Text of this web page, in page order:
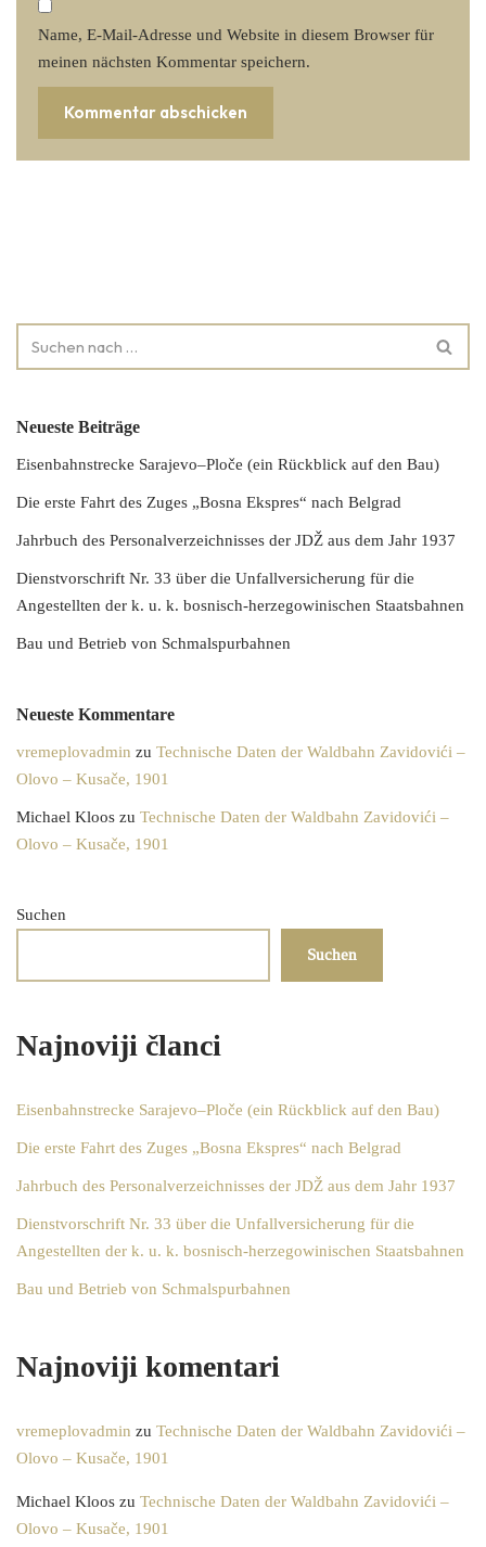
Name, E-Mail-Adresse und Website in diesem Browser für
meinen nächsten Kommentar speichern.
Neueste Beiträge
Eisenbahnstrecke Sarajevo–Ploče (ein Rückblick auf den Bau)
Die erste Fahrt des Zuges „Bosna Ekspres“ nach Belgrad
Jahrbuch des Personalverzeichnisses der JDŽ aus dem Jahr 1937
Dienstvorschrift Nr. 33 über die Unfallversicherung für die
Angestellten der k. u. k. bosnisch-herzegowinischen Staatsbahnen
Bau und Betrieb von Schmalspurbahnen
Neueste Kommentare
vremeplovadmin zu Technische Daten der Waldbahn Zavidovići –
Olovo – Kusače, 1901
Michael Kloos zu Technische Daten der Waldbahn Zavidovići –
Olovo – Kusače, 1901
Suchen
Suchen
Najnoviji članci
Eisenbahnstrecke Sarajevo–Ploče (ein Rückblick auf den Bau)
Die erste Fahrt des Zuges „Bosna Ekspres“ nach Belgrad
Jahrbuch des Personalverzeichnisses der JDŽ aus dem Jahr 1937
Dienstvorschrift Nr. 33 über die Unfallversicherung für die
Angestellten der k. u. k. bosnisch-herzegowinischen Staatsbahnen
Bau und Betrieb von Schmalspurbahnen
Najnoviji komentari
vremeplovadmin zu Technische Daten der Waldbahn Zavidovići –
Olovo – Kusače, 1901
Michael Kloos zu Technische Daten der Waldbahn Zavidovići –
Olovo – Kusače, 1901